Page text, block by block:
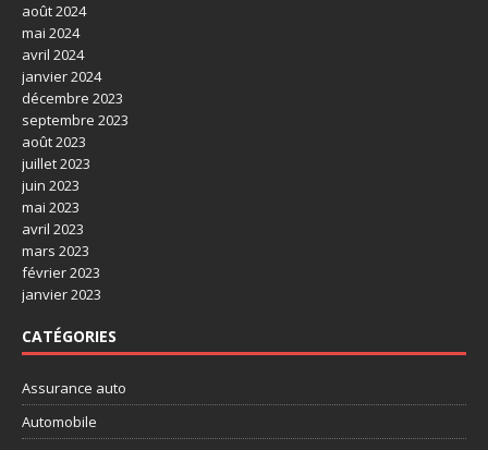
août 2024
mai 2024
avril 2024
janvier 2024
décembre 2023
septembre 2023
août 2023
juillet 2023
juin 2023
mai 2023
avril 2023
mars 2023
février 2023
janvier 2023
CATÉGORIES
Assurance auto
Automobile